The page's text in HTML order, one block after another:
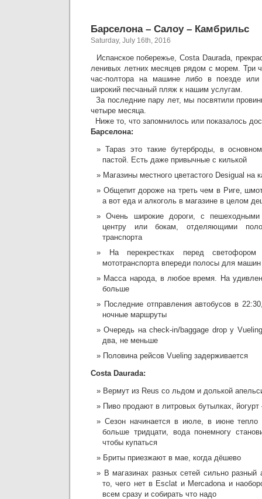
Барселона – Салоу – Камбрильс
Saturday, July 16th, 2016
Испанское побережье, Costa Daurada,
ленивых летних месяцев рядом с морем. Три
час-полтора на машине либо в поезде
широкий песчаный пляж к нашим услугам.
За последние пару лет, мы посвятили
четыре месяца.
Ниже то, что запомнилось или показалось
Барселона:
Tapas это такие бутерброды, в
пастой. Есть даже привычные с килькой
Магазины местного цветастого Desigual на
Общепит дороже на треть чем в Риге,
а вот еда и алкоголь в магазине в целом
Очень широкие дороги, с
центру или бокам, отделяющими
транспорта
На перекрестках перед
мототранспорта впереди полосы для машин
Масса народа, в любое время. На
больше
Последние отправления автобусов в
ночные маршруты
Очередь на check-in/baggage drop у
два, не меньше
Половина рейсов Vueling задерживается
Costa Daurada:
Вермут из Reus со льдом и долькой
Пиво продают в литровых бутылках,
Сезон начинается в июле, в июне
больше тридцати, вода понемногу
чтобы купаться
Бриты приезжают в мае, когда дёшево
В магазинах разных сетей сильно разный
то, чего нет в Esclat и Mercadona и
всем сразу и собирать что надо